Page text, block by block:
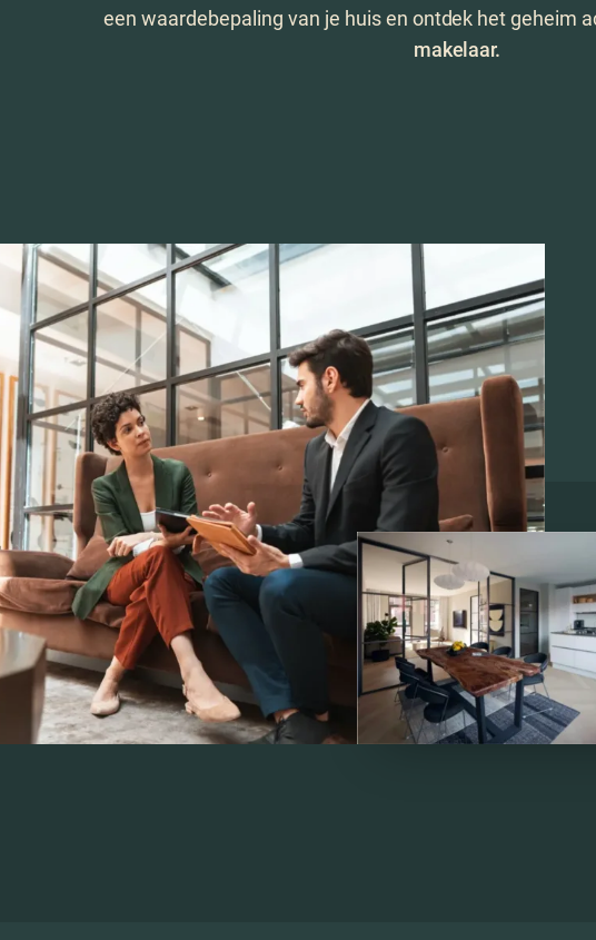
een waardebepaling van je huis en ontdek het geheim
makelaar.